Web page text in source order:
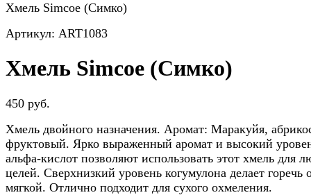
Хмель Simcoe (Симко)
Артикул: ART1083
Хмель Simcoe (Симко)
450 руб.
Хмель двойного назначения. Аромат: Маракуйя,
фруктовый. Ярко выраженный аромат и высокий
альфа-кислот позволяют использовать этот хмель для
целей. Сверхнизкий уровень когумулона делает горечь
мягкой. Отлично подходит для сухого охмеления.